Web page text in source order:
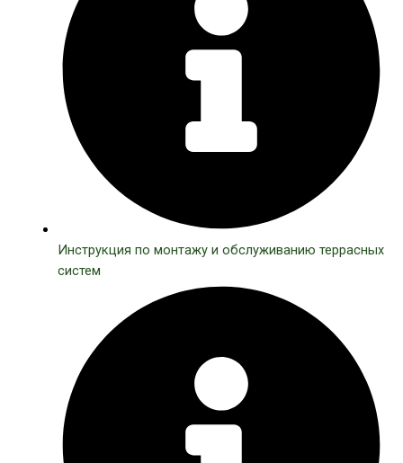
Инструкция по монтажу и обслуживанию террасных
систем